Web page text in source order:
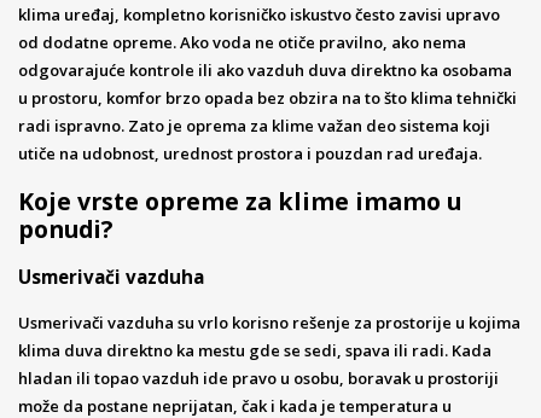
klima uređaj, kompletno korisničko iskustvo često zavisi upravo
od dodatne opreme. Ako voda ne otiče pravilno, ako nema
odgovarajuće kontrole ili ako vazduh duva direktno ka osobama
u prostoru, komfor brzo opada bez obzira na to što klima tehnički
radi ispravno. Zato je oprema za klime važan deo sistema koji
utiče na udobnost, urednost prostora i pouzdan rad uređaja.
Koje vrste opreme za klime imamo u
ponudi?
Usmerivači vazduha
Usmerivači vazduha su vrlo korisno rešenje za prostorije u kojima
klima duva direktno ka mestu gde se sedi, spava ili radi. Kada
hladan ili topao vazduh ide pravo u osobu, boravak u prostoriji
može da postane neprijatan, čak i kada je temperatura u